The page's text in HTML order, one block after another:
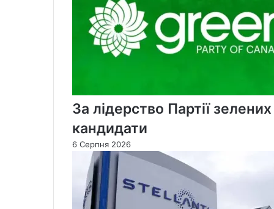
За лідерство Партії
кандидати
6 Серпня 2026